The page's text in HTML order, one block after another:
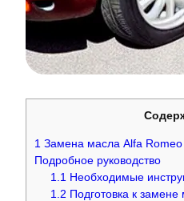
1 Замена масла Alfa
Подробное руководство
1.1 Необходимые
1.2 Подготовка к замене